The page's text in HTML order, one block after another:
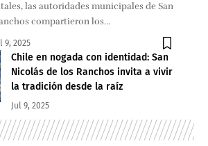
las autoridades municipales de San
compartieron los…
9, 2025
Chile en nogada con identidad: San
Nicolás de los Ranchos invita a vivir
la tradición desde la raíz
Jul 9, 2025